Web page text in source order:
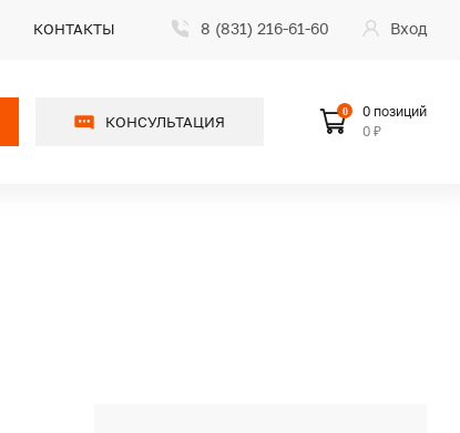
КОНТАКТЫ 8 (831) 216-61-60 Вход
КОНСУЛЬТАЦИЯ
0
0 позиций
0 ₽